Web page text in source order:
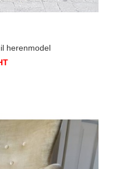
herenmodel